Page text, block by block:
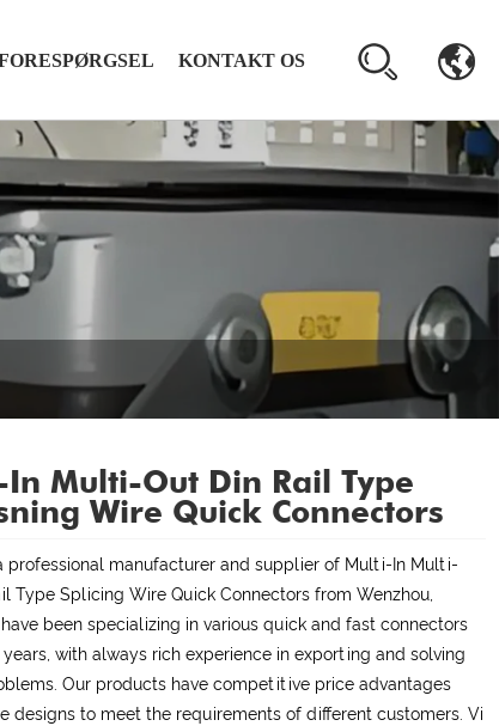
KONTAKT OS
Multi-Out Din Rail Type
Wire Quick Connectors
professional manufacturer and supplier of Multi-In Multi-
Type Splicing Wire Quick Connectors from Wenzhou,
been specializing in various quick and fast connectors
years, with always rich experience in exporting and solving
Our products have competitive price advantages
designs to meet the requirements of different customers. Vi